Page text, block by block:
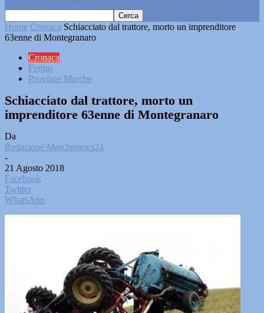
Home Cronaca Schiacciato dal trattore, morto un imprenditore
63enne di Montegranaro
Cronaca
Fermo
Province Marche
Schiacciato dal trattore, morto un
imprenditore 63enne di Montegranaro
Da
Redazione Marchenews24
-
21 Agosto 2018
Facebook
Twitter
WhatsApp